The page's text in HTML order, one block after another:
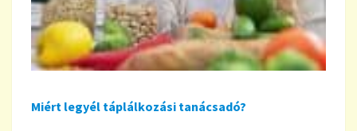
Miért legyél táplálkozási tanácsadó?